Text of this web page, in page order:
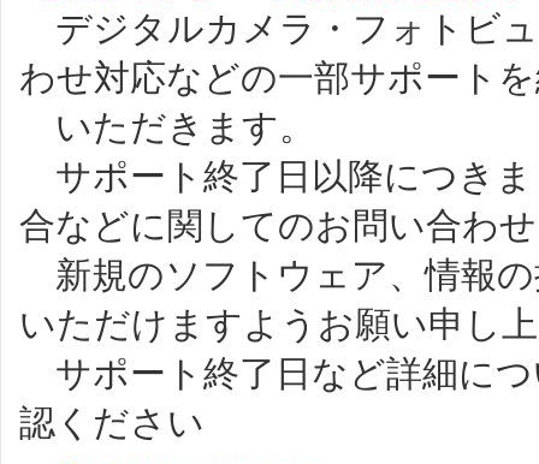
デジタルカメラ・フォトビ
わせ対応などの一部サポート
いただきます。
サポート終了日以降につき
合などに関してのお問い合わ
新規のソフトウェア、情報
いただけますようお願い申し
サポート終了日など詳細に
認ください